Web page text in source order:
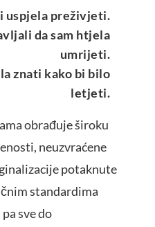
uspjela preživjeti.
da sam htjela
umrijeti.
znati kako bi bilo
letjeti.
obrađuje široku
neuzvraćene
potaknute
standardima
sve do